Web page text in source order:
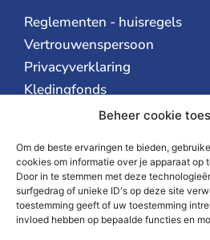
Beheer cookie
Om de beste ervaringen te bieden,
cookies om informatie over je apparaat op
Door in te stemmen met deze
surfgedrag of unieke ID's op deze site
toestemming geeft of uw toestemming
invloed hebben op bepaalde functies en
Reglementen - huisregels
Vertrouwenspersoon
Privacyverklaring
Kledingfonds
Over ons
Over Irene
Bestuur
Vacatures